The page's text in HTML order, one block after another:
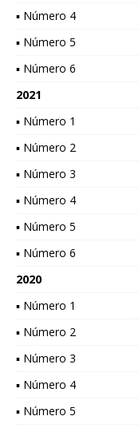
▪ Número 4
▪ Número 5
▪ Número 6
2021
▪ Número 1
▪ Número 2
▪ Número 3
▪ Número 4
▪ Número 5
▪ Número 6
2020
▪ Número 1
▪ Número 2
▪ Número 3
▪ Número 4
▪ Número 5